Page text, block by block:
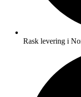
Rask levering i